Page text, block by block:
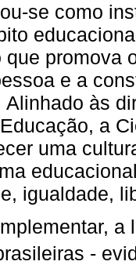
se como
que promova
e a
Alinhado às
a
uma
igualdade,
-